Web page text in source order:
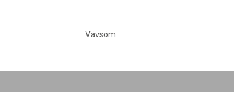
Vävsöm